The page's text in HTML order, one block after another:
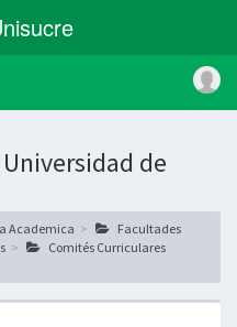
de
Academica
Facultades
Comités Curriculares